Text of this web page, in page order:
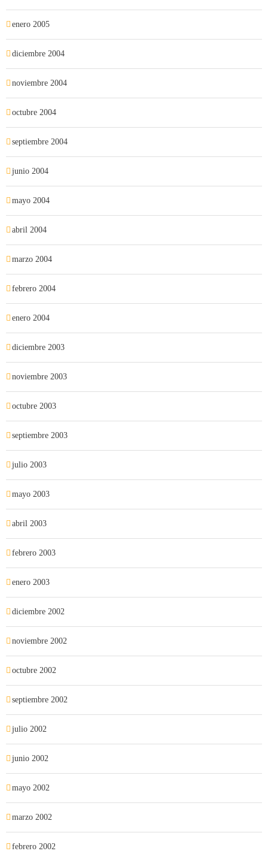
enero 2005
diciembre 2004
noviembre 2004
octubre 2004
septiembre 2004
junio 2004
mayo 2004
abril 2004
marzo 2004
febrero 2004
enero 2004
diciembre 2003
noviembre 2003
octubre 2003
septiembre 2003
julio 2003
mayo 2003
abril 2003
febrero 2003
enero 2003
diciembre 2002
noviembre 2002
octubre 2002
septiembre 2002
julio 2002
junio 2002
mayo 2002
marzo 2002
febrero 2002